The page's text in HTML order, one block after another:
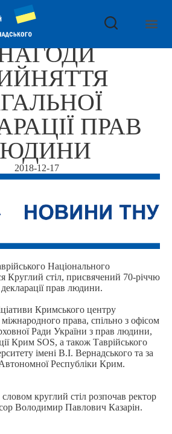
ПРАВ
2018-12-17
Національного
Круглий стіл, присвячений 70-річчю
прав людини.
Кримського центру
міжнародного права, спільно з офісом
Ради України з прав людини,
Крим SOS, а також Таврійського
імені В.І. Вернадського та за
Республіки Крим.
круглий стіл розпочав ректор
Володимир Павлович Казарін.